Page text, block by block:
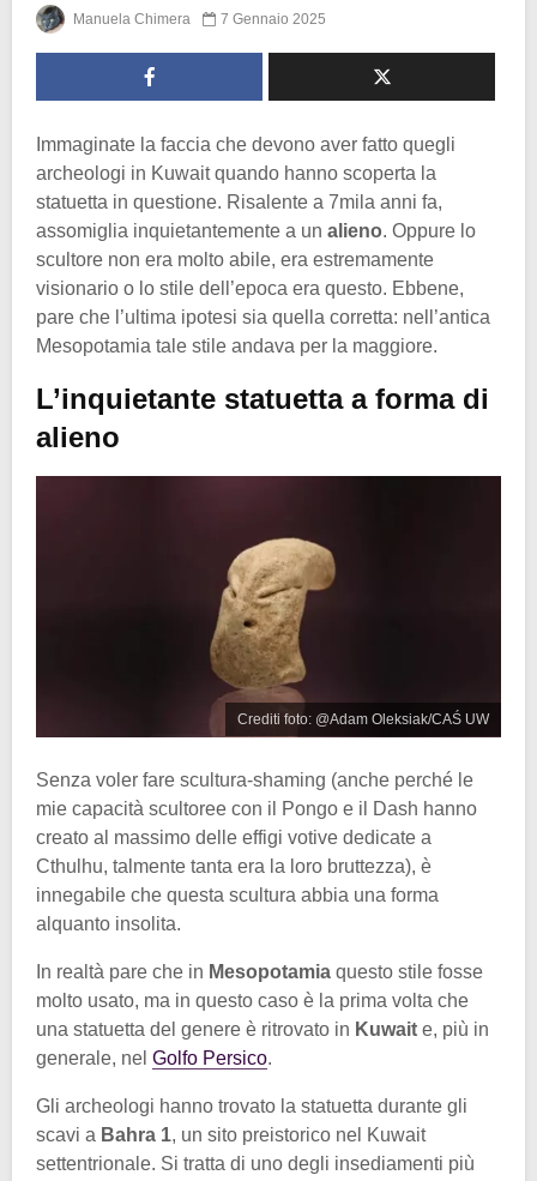
Manuela Chimera 7 Gennaio 2025
Immaginate la faccia che devono aver fatto quegli
archeologi in Kuwait quando hanno scoperta la
statuetta in questione. Risalente a 7mila anni fa,
assomiglia inquietantemente a un alieno. Oppure lo
scultore non era molto abile, era estremamente
visionario o lo stile dell’epoca era questo. Ebbene,
pare che l’ultima ipotesi sia quella corretta: nell’antica
Mesopotamia tale stile andava per la maggiore.
L’inquietante statuetta a forma di
alieno
Crediti foto: @Adam Oleksiak/CAŚ UW
Senza voler fare scultura-shaming (anche perché le
mie capacità scultoree con il Pongo e il Dash hanno
creato al massimo delle effigi votive dedicate a
Cthulhu, talmente tanta era la loro bruttezza), è
innegabile che questa scultura abbia una forma
alquanto insolita.
In realtà pare che in Mesopotamia questo stile fosse
molto usato, ma in questo caso è la prima volta che
una statuetta del genere è ritrovato in Kuwait e, più in
generale, nel Golfo Persico.
Gli archeologi hanno trovato la statuetta durante gli
scavi a Bahra 1, un sito preistorico nel Kuwait
settentrionale. Si tratta di uno degli insediamenti più